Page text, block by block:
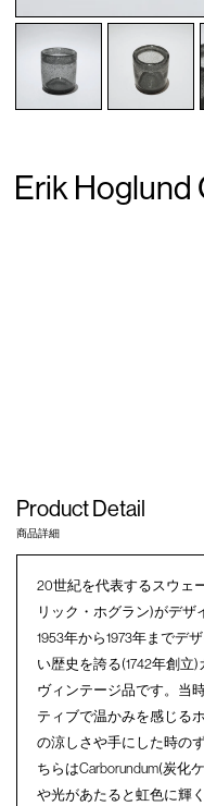
Erik Hoglund
Product Detail
商品詳細
20世紀を代表するスウェ
リック・ホグラン)がデ
1953年から1973年までデ
い歴史を誇る(1742年創立
ヴィンテージ品です。当
ティブで温かみを感じる
の涼しさや手にした時の
ちらはCarborundum(炭化
や光があたると虹色に輝